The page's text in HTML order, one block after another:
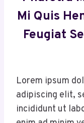
Mi Quis
Feugiat
Lorem ipsum
adipiscing elit,
incididunt ut